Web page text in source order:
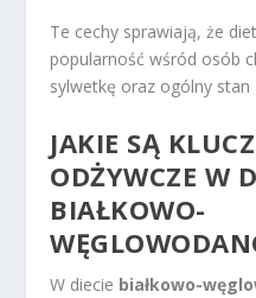
Te cechy sprawiają, że
popularność wśród osób
sylwetkę oraz ogólny stan
JAKIE SĄ
ODŻYWCZE W
BIAŁKOWO-
W diecie białkowo-